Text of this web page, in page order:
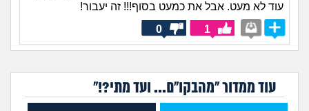
עוד לא מעט. אבל את כמעט בסוף!!! זה יעבור!
1
0
עוד ממדור "מהבקו"ם... ועד מתי?!"